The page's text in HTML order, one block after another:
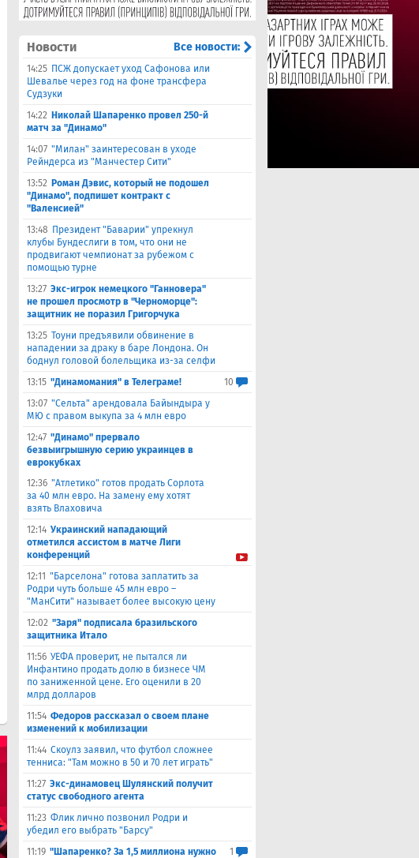
Новости Все новости:
14:25 ПСЖ допускает уход Сафонова или
Шевалье через год на фоне трансфера
Судзуки
14:22 Николай Шапаренко провел 250-й
матч за "Динамо"
14:07 "Милан" заинтересован в уходе
Рейндерса из "Манчестер Сити"
13:52 Роман Дэвис, который не подошел
"Динамо", подпишет контракт с
"Валенсией"
13:48 Президент "Баварии" упрекнул
клубы Бундеслиги в том, что они не
продвигают чемпионат за рубежом с
помощью турне
13:27 Экс-игрок немецкого "Ганновера"
не прошел просмотр в "Черноморце":
защитник не поразил Григорчука
13:25 Тоуни предъявили обвинение в
нападении за драку в баре Лондона. Он
боднул головой болельщика из-за селфи
13:15 "Динамомания" в Телеграме!
10
13:07 "Сельта" арендовала Байындыра у
МЮ с правом выкупа за 4 млн евро
12:47 "Динамо" прервало
безвыигрышную серию украинцев в
еврокубках
12:36 "Атлетико" готов продать Сорлота
за 40 млн евро. На замену ему хотят
взять Влаховича
12:14 Украинский нападающий
отметился ассистом в матче Лиги
конференций
12:11 "Барселона" готова заплатить за
Родри чуть больше 45 млн евро –
"МанСити" называет более высокую цену
12:02 "Заря" подписала бразильского
защитника Итало
11:56 УЕФА проверит, не пытался ли
Инфантино продать долю в бизнесе ЧМ
по заниженной цене. Его оценили в 20
млрд долларов
11:54 Федоров рассказал о своем плане
изменений к мобилизации
11:44 Скоулз заявил, что футбол сложнее
тенниса: "Там можно в 50 и 70 лет играть"
11:27 Экс-динамовец Шулянский получит
статус свободного агента
11:23 Флик лично позвонил Родри и
убедил его выбрать "Барсу"
11:19 "Шапаренко? За 1,5 миллиона нужно
1